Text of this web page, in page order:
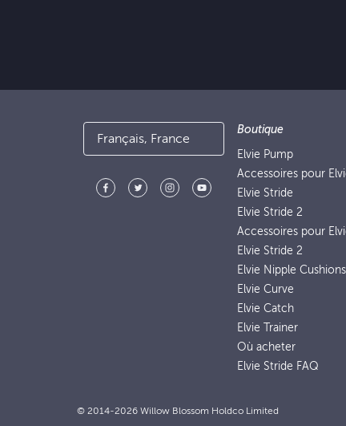
Français, France
Boutique
Elvie Pump
Accessoires pour
Elvie Stride
Elvie Stride 2
Accessoires pour
Elvie Stride 2
Elvie Nipple Cushions
Elvie Curve
Elvie Catch
Elvie Trainer
Où acheter
Elvie Stride FAQ
© 2014-2026 Willow Blossom Holdco Limited